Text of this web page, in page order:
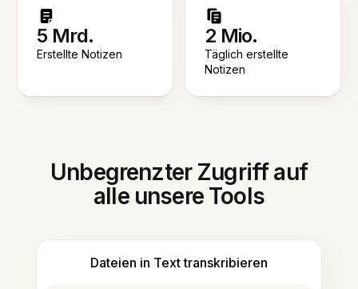
5 Mrd.
Erstellte Notizen
2 Mio.
Täglich erstellte
Notizen
Unbegrenzter Zugriff auf
alle unsere Tools
Dateien in Text transkribieren